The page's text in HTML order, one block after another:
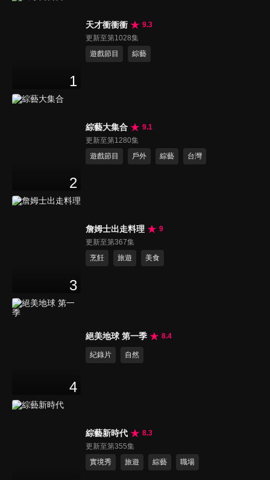
1
天才衝衝衝
9.3
更新至第1028集
遊戲節目
綜藝
2
綜藝大集合
9.1
更新至第1280集
遊戲節目
戶外 綜藝 台灣
3
詹姆士出走料理
9
更新至第367集
烹飪
旅遊 美食
4
絕美地球 第一季 8.4
紀錄片 自然
綜藝新時代
8.3
更新至第355集
實境秀
旅遊 綜藝 職場